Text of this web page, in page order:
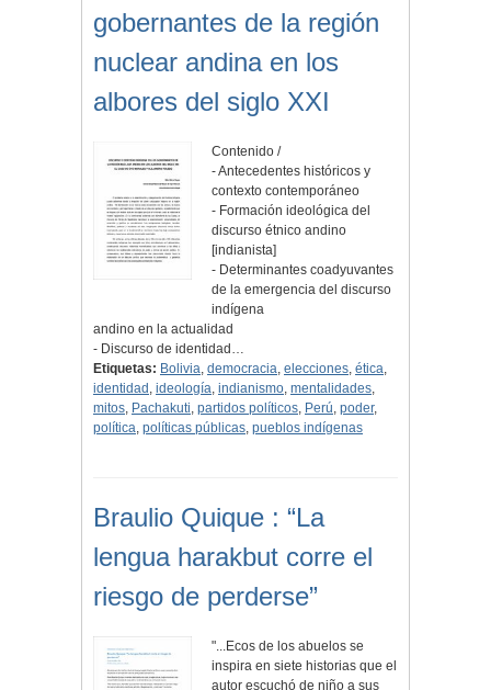
gobernantes de la región
nuclear andina en los
albores del siglo XXI
Contenido /
- Antecedentes históricos y
contexto contemporáneo
- Formación ideológica del
discurso étnico andino
[indianista]
- Determinantes coadyuvantes
de la emergencia del discurso
indígena
andino en la actualidad
- Discurso de identidad…
Etiquetas: Bolivia, democracia, elecciones, ética,
identidad , ideología, indianismo, mentalidades,
mitos, Pachakuti, partidos políticos, Perú, poder,
política, políticas públicas, pueblos indígenas
Braulio Quique : “La
lengua harakbut corre el
riesgo de perderse”
"...Ecos de los abuelos se
inspira en siete historias que el
autor escuchó de niño a sus